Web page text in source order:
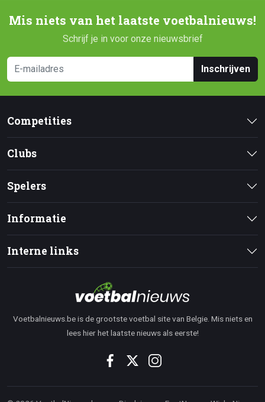
Mis niets van het laatste voetbalnieuws!
Schrijf je in voor onze nieuwsbrief
Inschrijven
Competities
Clubs
Spelers
Informatie
Interne links
Voetbalnieuws.be is de grootste voetbal site van Belgie. Mis niets en
lees hier het laatste nieuws als eerste!